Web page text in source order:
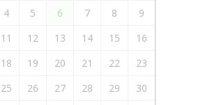
4 5 6 7 8
9
11 12 13 14 15
16
18 19 20 21 22
23
25 26 27 28 29
30